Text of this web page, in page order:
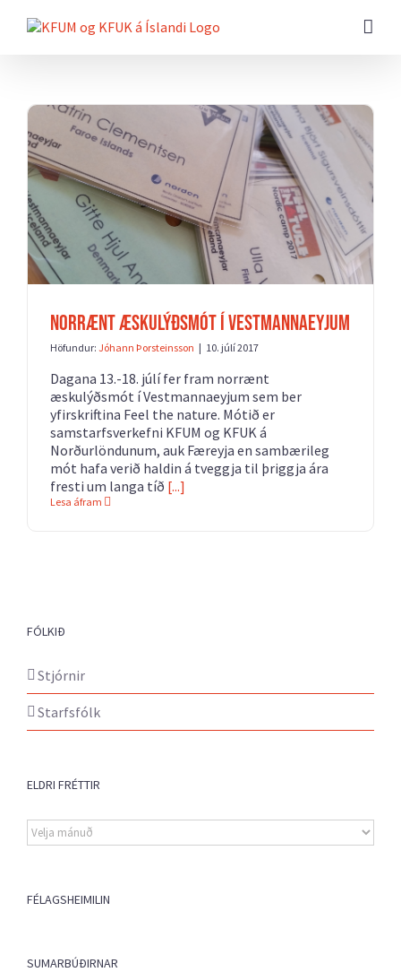
beint
Norrænt æskulýðsmót í Vestmannaeyjum
Höfundur: Jóhann Þorsteinsson | 10. júlí 2017
Dagana 13.-18. júlí fer fram norrænt
æskulýðsmót í Vestmannaeyjum sem ber
yfirskriftina Feel the nature. Mótið er
samstarfsverkefni KFUM og KFUK á
Norðurlöndunum, auk Færeyja en sambærileg
mót hafa verið haldin á tveggja til þriggja ára
fresti um langa tíð [...]
Lesa áfram
FÓLKIÐ
Stjórnir
Starfsfólk
ELDRI FRÉTTIR
Eldri
fréttir
FÉLAGSHEIMILIN
SUMARBÚÐIRNAR